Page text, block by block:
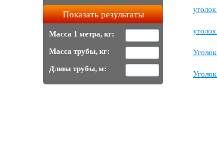
Масса 1 метра, кг:
Масса трубы, кг:
Длина трубы, м: